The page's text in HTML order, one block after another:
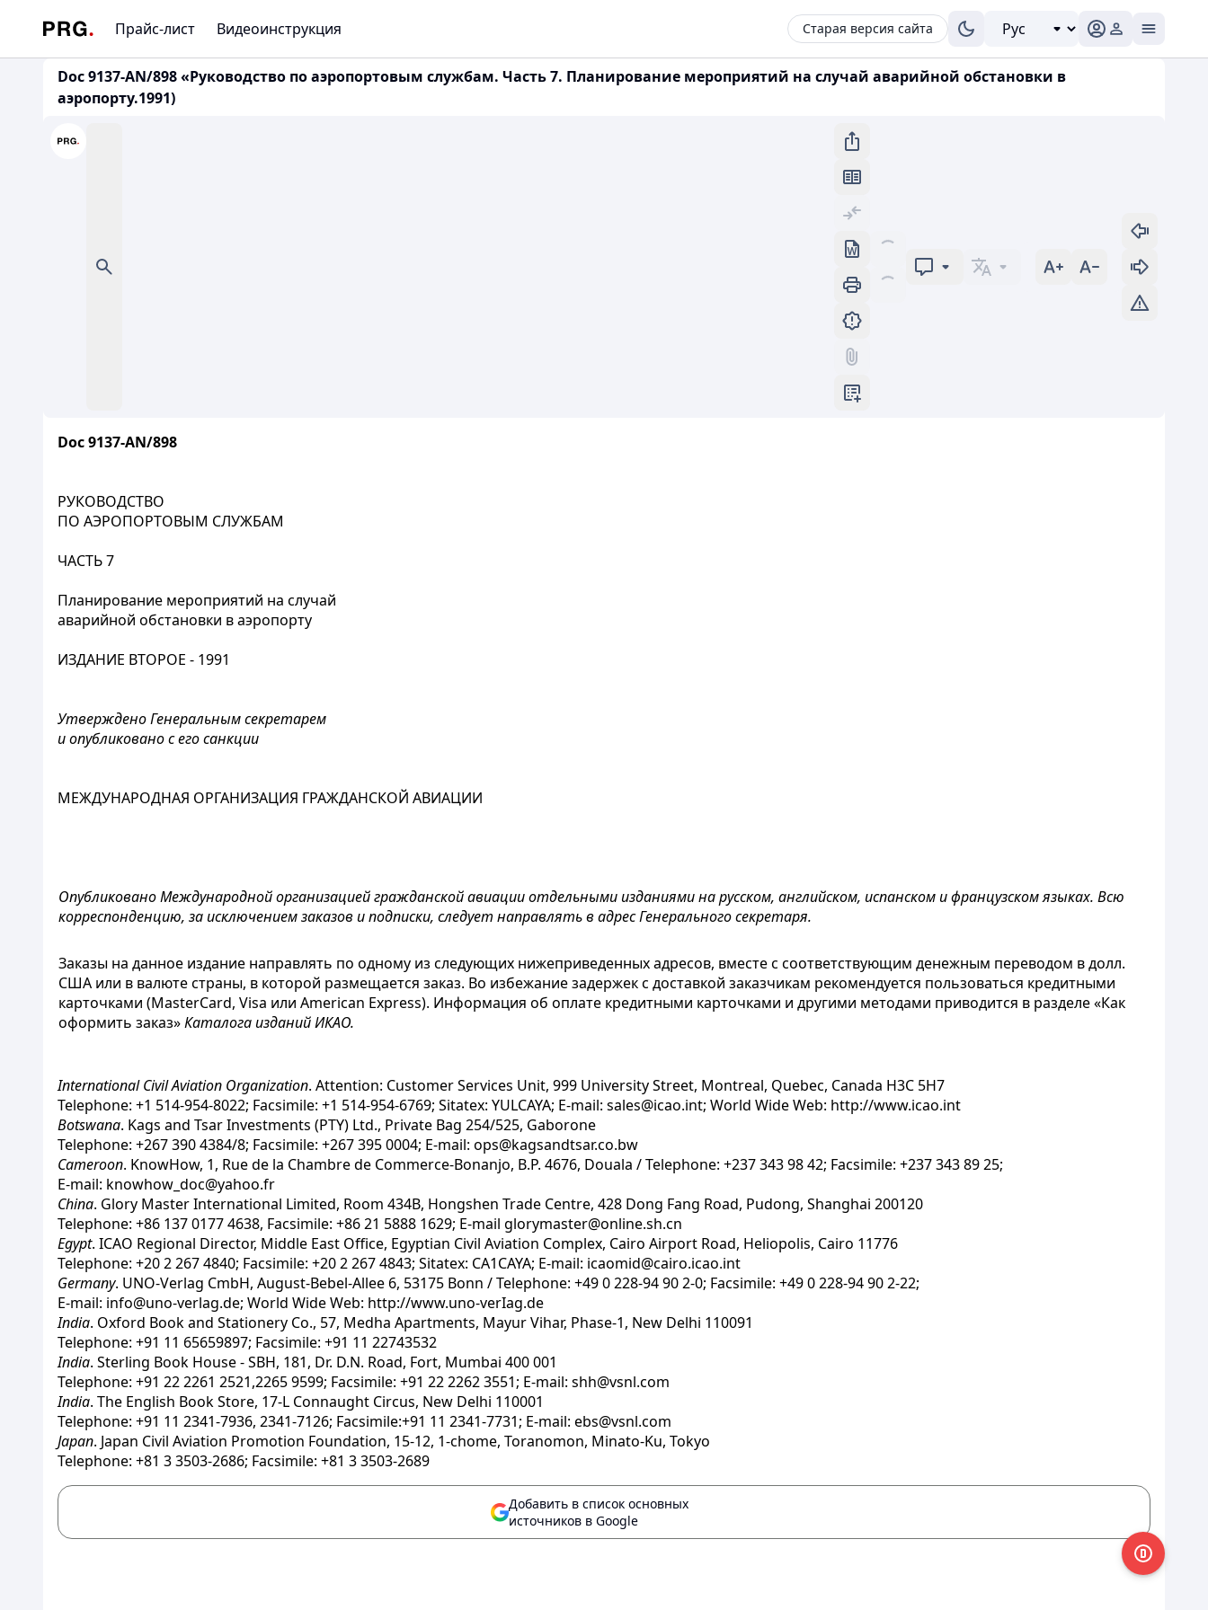
Прайс-лист Видеоинструкция Старая версия сайта
Doc 9137-AN/898 «Руководство по аэропортовым службам. Часть 7. Планирование мероприятий на случай аварийной обстановки в
аэропорту.1991)
Doc 9137-AN/898
РУКОВОДСТВО
ПО АЭРОПОРТОВЫМ СЛУЖБАМ
ЧАСТЬ 7
Планирование мероприятий на случай
аварийной обстановки в аэропорту
ИЗДАНИЕ ВТОРОЕ - 1991
Утверждено Генеральным секретарем
и опубликовано с его санкции
МЕЖДУНАРОДНАЯ ОРГАНИЗАЦИЯ ГРАЖДАНСКОЙ АВИАЦИИ
Опубликовано Международной организацией гражданской авиации отдельными изданиями на русском, английском, испанском и французском языках. Всю
корреспонденцию, за исключением заказов и подписки, следует направлять в адрес Генерального секретаря.
Заказы на данное издание направлять по одному из следующих нижеприведенных адресов, вместе с соответствующим денежным переводом в долл.
США или в валюте страны, в которой размещается заказ. Во избежание задержек с доставкой заказчикам рекомендуется пользоваться кредитными
карточками (MasterCard, Visa или American Express). Информация об оплате кредитными карточками и другими методами приводится в разделе «Как
оформить заказ»Каталога изданий ИКАО.
International Civil Aviation Organization. Attention: Customer Services Unit, 999 University Street, Montreal, Quebec, Canada H3C 5H7
Telephone: +1 514-954-8022; Facsimile: +1 514-954-6769; Sitatex: YULCAYA; E-mail: sales@icao.int; World Wide Web: http://www.icao.int
Botswana. Kags and Tsar Investments (PTY) Ltd., Private Bag 254/525, Gaborone
Telephone: +267 390 4384/8; Facsimile: +267 395 0004; E-mail: ops@kagsandtsar.co.bw
Cameroon. KnowHow, 1, Rue de la Chambre de Commerce-Bonanjo, B.P. 4676, Douala / Telephone: +237 343 98 42; Facsimile: +237 343 89 25;
E-mail: knowhow_doc@yahoo.fr
China. Glory Master International Limited, Room 434B, Hongshen Trade Centre, 428 Dong Fang Road, Pudong, Shanghai 200120
Telephone: +86 137 0177 4638, Facsimile: +86 21 5888 1629; E-mail glorymaster@online.sh.cn
Egypt. ICAO Regional Director, Middle East Office, Egyptian Civil Aviation Complex, Cairo Airport Road, Heliopolis, Cairo 11776
Telephone: +20 2 267 4840; Facsimile: +20 2 267 4843; Sitatex: CA1CAYA; E-mail: icaomid@cairo.icao.int
Germany. UNO-Verlag CmbH, August-Bebel-Allee 6, 53175 Bonn / Telephone: +49 0 228-94 90 2-0; Facsimile: +49 0 228-94 90 2-22;
E-mail: info@uno-verlag.de; World Wide Web: http://www.uno-verIag.de
India. Oxford Book and Stationery Co., 57, Medha Apartments, Mayur Vihar, Phase-1, New Delhi 110091
Telephone: +91 11 65659897; Facsimile: +91 11 22743532
India. Sterling Book House - SBH, 181, Dr. D.N. Road, Fort, Mumbai 400 001
Telephone: +91 22 2261 2521,2265 9599; Facsimile: +91 22 2262 3551; E-mail: shh@vsnl.com
India. The English Book Store, 17-L Connaught Circus, New Delhi 110001
Telephone: +91 11 2341-7936, 2341-7126; Facsimile:+91 11 2341-7731; E-mail: ebs@vsnl.com
Japan. Japan Civil Aviation Promotion Foundation, 15-12, 1-chome, Toranomon, Minato-Ku, Tokyo
Telephone: +81 3 3503-2686; Facsimile: +81 3 3503-2689
Добавить в список основных
источников в Google